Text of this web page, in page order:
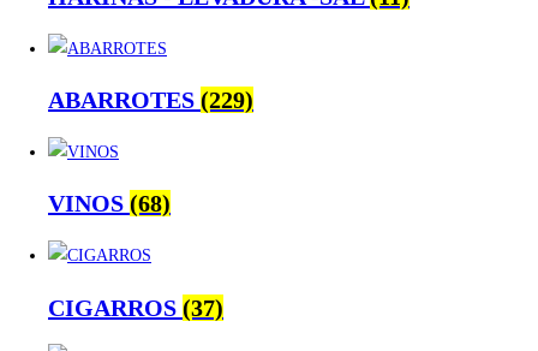
ABARROTES (229)
VINOS (68)
CIGARROS (37)